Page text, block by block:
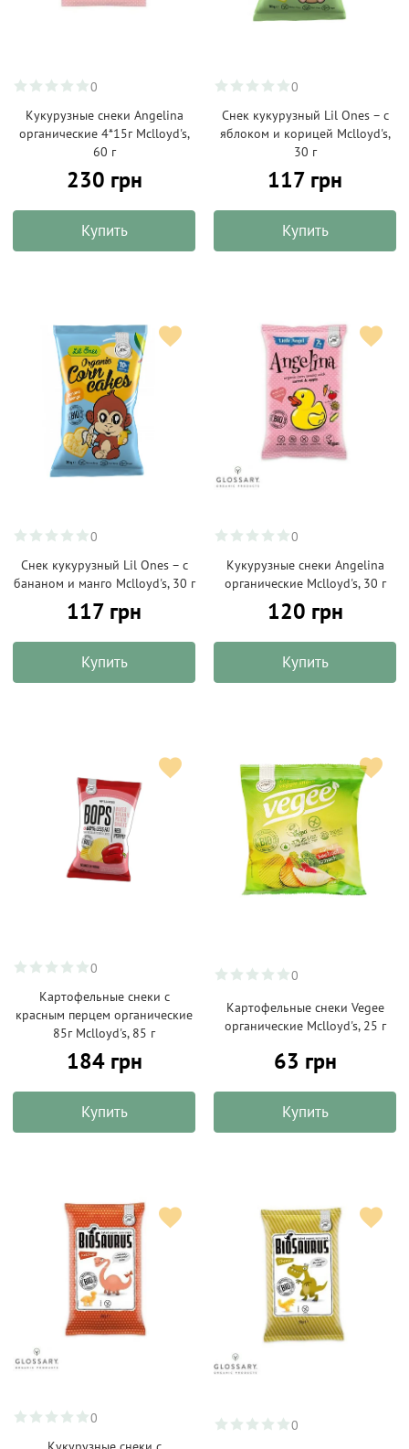
0
Кукурузные снеки Angelina
органические 4*15г Mclloyd's,
60 г
230 грн
Купить
0
Снек кукурузный Lil Ones – с
яблоком и корицей Mclloyd's,
30 г
117 грн
Купить
0
Снек кукурузный Lil Ones – с
бананом и манго Mclloyd's, 30 г
117 грн
Купить
0
Кукурузные снеки Angelina
органические Mclloyd's, 30 г
120 грн
Купить
0
Картофельные снеки с
красным перцем органические
85г Mclloyd's, 85 г
184 грн
Купить
0
Картофельные снеки Vegee
органические Mclloyd's, 25 г
63 грн
Купить
0
0